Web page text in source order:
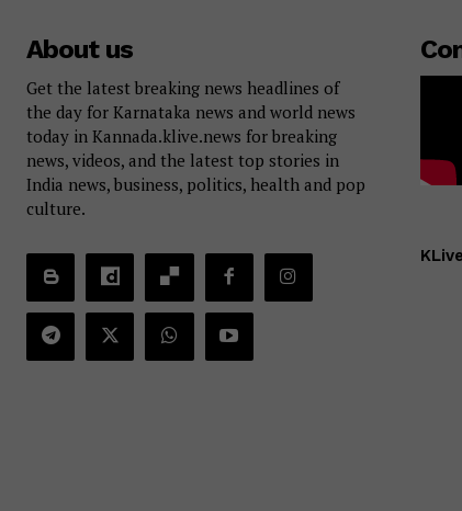
About us
Get the latest breaking news headlines of
the day for Karnataka news and world news
today in Kannada.klive.news for breaking
news, videos, and the latest top stories in
India news, business, politics, health and pop
culture.